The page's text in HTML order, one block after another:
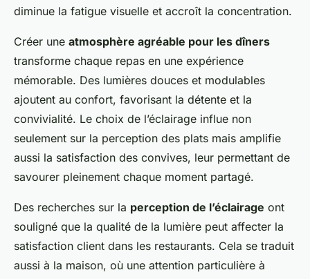
diminue la fatigue visuelle et accroît la concentration.
Créer une atmosphère agréable pour les dîners
transforme chaque repas en une expérience
mémorable. Des lumières douces et modulables
ajoutent au confort, favorisant la détente et la
convivialité. Le choix de l’éclairage influe non
seulement sur la perception des plats mais amplifie
aussi la satisfaction des convives, leur permettant de
savourer pleinement chaque moment partagé.
Des recherches sur la perception de l’éclairage ont
souligné que la qualité de la lumière peut affecter la
satisfaction client dans les restaurants. Cela se traduit
aussi à la maison, où une attention particulière à